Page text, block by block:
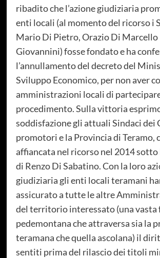
ribadito che l’azione giudiziaria
enti locali (al momento del ricorso i
Mario Di Pietro, Orazio Di Marcello
Giovannini) fosse fondato e ha
l’annullamento del decreto del
Sviluppo Economico, per non aver
amministrazioni locali di
procedimento. Sulla vittoria
soddisfazione gli attuali Sindaci dei
promotori e la Provincia di Teramo,
affiancata nel ricorso nel 2014 sotto
di Renzo Di Sabatino. Con la loro
giudiziaria gli enti locali teramani
assicurato a tutte le altre
del territorio interessato (una vasta
pedemontana che attraversa sia la
teramana che quella ascolana) il
sentiti prima del rilascio dei titoli